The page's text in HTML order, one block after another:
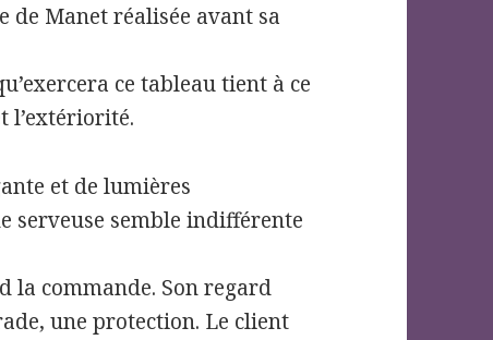
de Manet réalisée avant sa
ce tableau tient à ce
l’extériorité.
et de lumières
serveuse semble indifférente
la commande. Son regard
une protection. Le client